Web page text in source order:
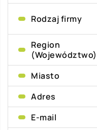
Rodzaj firmy
Region
(Województwo)
Miasto
Adres
E-mail